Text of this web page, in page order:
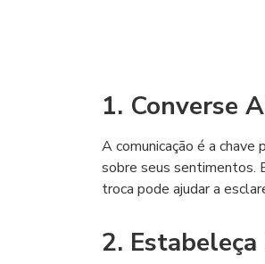
1. Converse
A comunicação é a
sobre seus sentimentos.
troca pode ajudar a
2.